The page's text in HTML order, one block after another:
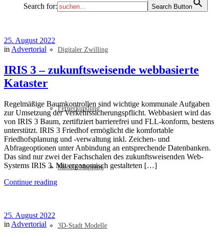
Digitaler Zwilling
Fernerkundung
Mobile Mapping
3D-Stadt Modelle
Search for: Search Button
25. August 2022
in Advertorial
IRIS 3 – zukunftsweisende webbasierte
Kataster
Regelmäßige Baumkontrollen sind wichtige kommunale Aufgaben
zur Umsetzung der Verkehrssicherungspflicht. Webbasiert wird das
von IRIS 3 Baum, zertifiziert barrierefrei und FLL-konform, bestens
unterstützt. IRIS 3 Friedhof ermöglicht die komfortable
Friedhofsplanung und -verwaltung inkl. Zeichen- und
Abfrageoptionen unter Anbindung an entsprechende Datenbanken.
Das sind nur zwei der Fachschalen des zukunftsweisenden Web-
Systems IRIS 3. Mit ergonomisch gestalteten […]
Continue reading
25. August 2022
in Advertorial